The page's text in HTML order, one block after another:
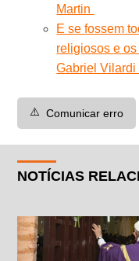
Martin
E se fossem
religiosos e
Gabriel Vilardi
⚠️ Comunicar erro
NOTÍCIAS